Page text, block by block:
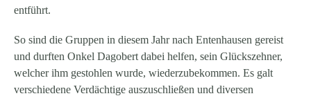
entführt.
So sind die Gruppen in diesem Jahr nach Entenhausen gereist
und durften Onkel Dagobert dabei helfen, sein Glückszehner,
welcher ihm gestohlen wurde, wiederzubekommen. Es galt
verschiedene Verdächtige auszuschließen und diversen